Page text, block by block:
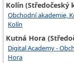
Kolín (Středočeský
Obchodní akademie,
Kolín
Kutná Hora
Digital Academy -
Hora